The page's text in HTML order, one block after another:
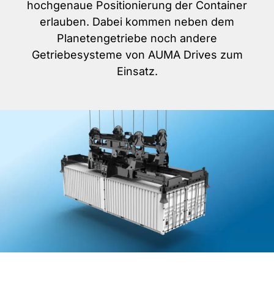
hochgenaue Positionierung der Container
erlauben. Dabei kommen neben dem
Planetengetriebe noch andere
Getriebesysteme von AUMA Drives zum
Einsatz.